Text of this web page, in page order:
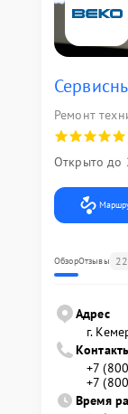
Ремонт
Открыто до
ОбзорОтзывы
Адрес
г.
+7
+7
Время